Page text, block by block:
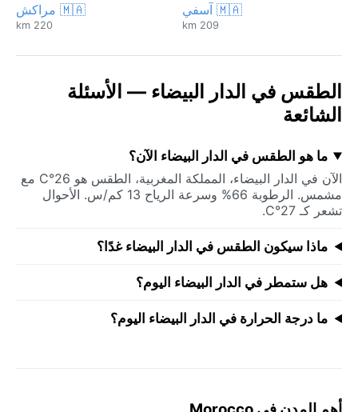
🇲🇦 آسفي
209 km
🇲🇦 مراكش
220 km
الطقس في الدار البيضاء — الأسئلة
الشائعة
ما هو الطقس في الدار البيضاء الآن؟
الآن في الدار البيضاء، المملكة المغربية، الطقس هو 26°C مع
مشمس. الرطوبة 66% وسرعة الرياح 13 كم/س. الأحوال
تشعر كـ 27°C.
ماذا سيكون الطقس في الدار البيضاء غدًا؟
هل ستمطر في الدار البيضاء اليوم؟
ما درجة الحرارة في الدار البيضاء اليوم؟